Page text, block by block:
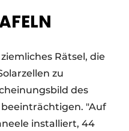
Rätsel, die
zu
des
"Auf
installiert, 44